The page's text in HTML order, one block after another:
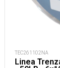
TEC261102NA
Linea